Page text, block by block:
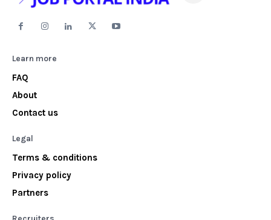
Learn more
FAQ
About
Contact us
Legal
Terms & conditions
Privacy policy
Partners